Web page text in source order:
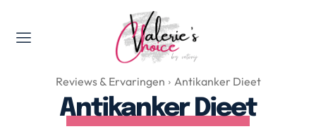
Valerie's Topics
Travel & Culture
Food & Drinks
Reviews & Ervaringen Antikanker Dieet
Antikanker Dieet